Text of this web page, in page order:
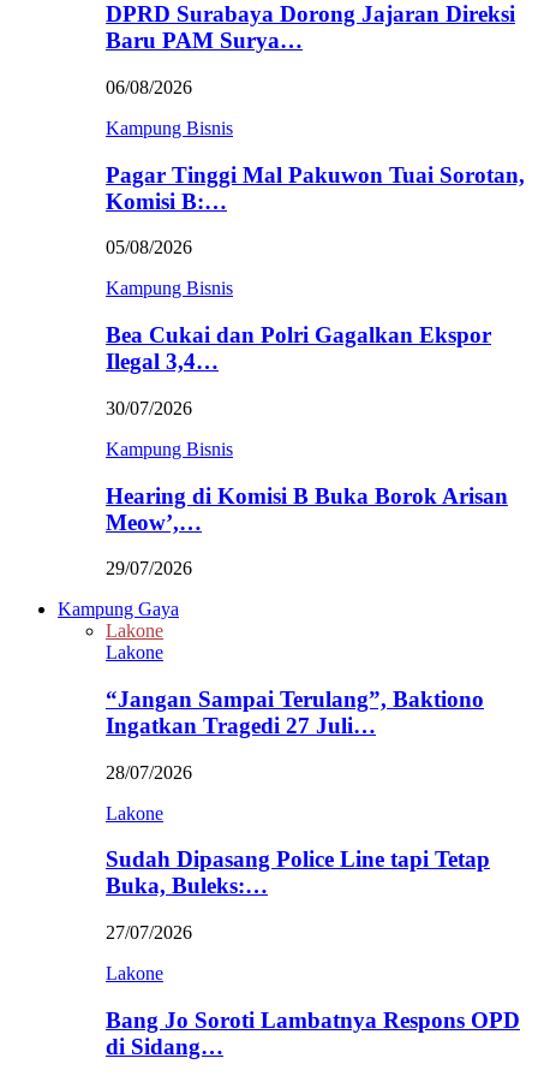
DPRD Surabaya Dorong Jajaran Direksi
Baru PAM Surya…
06/08/2026
Kampung Bisnis
Pagar Tinggi Mal Pakuwon Tuai Sorotan,
Komisi B:…
05/08/2026
Kampung Bisnis
Bea Cukai dan Polri Gagalkan Ekspor
Ilegal 3,4…
30/07/2026
Kampung Bisnis
Hearing di Komisi B Buka Borok Arisan
Meow’,…
29/07/2026
Kampung Gaya
Lakone
Lakone
“Jangan Sampai Terulang”, Baktiono
Ingatkan Tragedi 27 Juli…
28/07/2026
Lakone
Sudah Dipasang Police Line tapi Tetap
Buka, Buleks:…
27/07/2026
Lakone
Bang Jo Soroti Lambatnya Respons OPD
di Sidang…